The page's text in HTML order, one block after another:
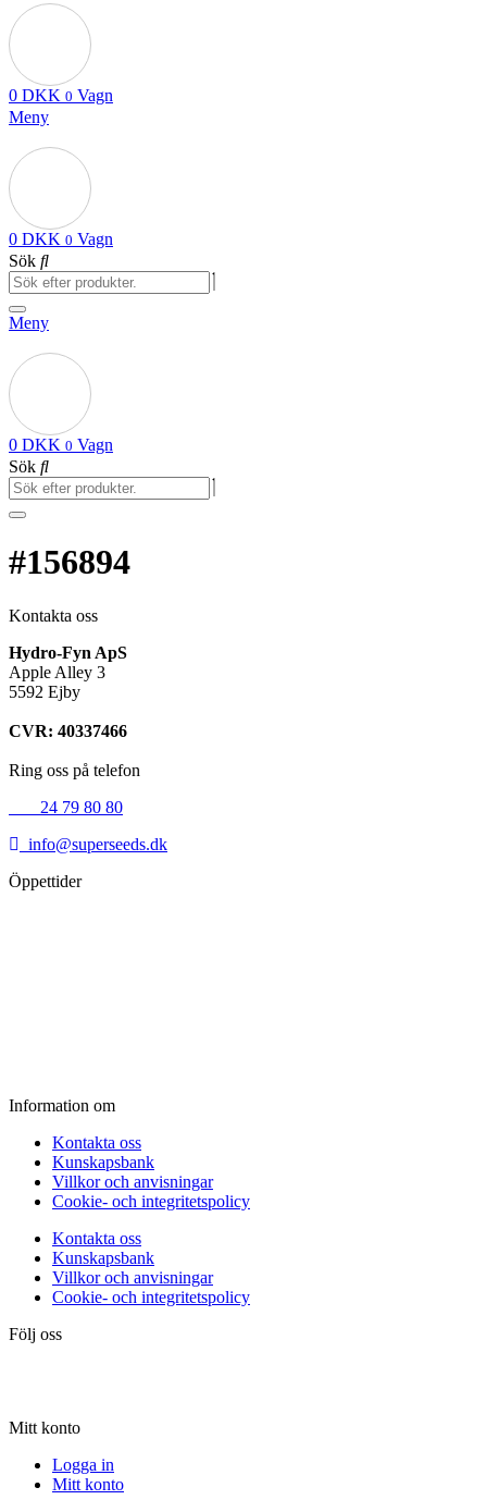
0 DKK 0 Vagn
Meny
0 DKK 0 Vagn
Sök
Meny
0 DKK 0 Vagn
Sök
#156894
Kontakta oss
Hydro-Fyn ApS
Apple Alley 3
5592 Ejby
CVR: 40337466
Ring oss på telefon
24 79 80 80
info@superseeds.dk
Öppettider
Information om
Kontakta oss
Kunskapsbank
Villkor och anvisningar
Cookie- och integritetspolicy
Kontakta oss
Kunskapsbank
Villkor och anvisningar
Cookie- och integritetspolicy
Följ oss
Mitt konto
Logga in
Mitt konto